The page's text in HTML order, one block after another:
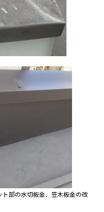
部の水切板金、笠木板金の改